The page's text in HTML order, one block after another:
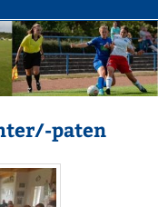
paten